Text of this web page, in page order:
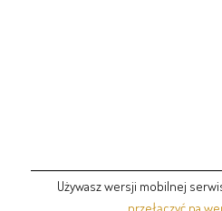
Używasz wersji mobilnej
przełączyć na